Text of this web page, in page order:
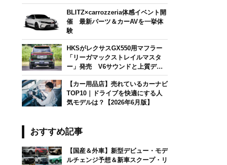
【2026年6月版】
BLITZ×carrozzeria体感イベント開
催 最新パーツ＆カーAVを一挙体
験
HKSがレクサスGX550用マフラー
「リーガマックストレイルマスタ
ー」発売 V6サウンドと上質デザ
インを両立
【カー用品店】売れているカーナビ
TOP10｜ドライブを快適にする人
気モデルは？【2026年6月版】
おすすめ記事
【国産＆外車】新型デビュー・モデ
ルチェンジ予想＆新車スクープ・リ